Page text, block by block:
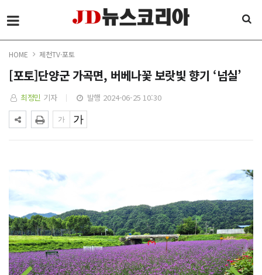
HOME 제천TV·포토
[포토]단양군 가곡면, 버베나꽃 보랏빛 향기 ‘넘실’
최정민 기자 발행 2024-06-25 10:30